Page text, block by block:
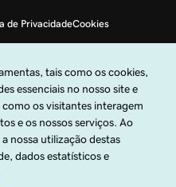
de PrivacidadeCookies
Company, LLC. Todos os direitos
é uma marca comercial registada da
e noutros países. O logótipo "GO"
GoDaddy.com, LLC nos EUA.
de utilização expressas. Ao
se às presentes